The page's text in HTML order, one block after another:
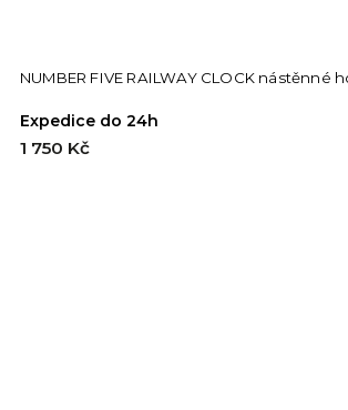
NUMBER FIVE RAILWAY CLOCK nástěnné
Expedice do 24h
1 750 Kč